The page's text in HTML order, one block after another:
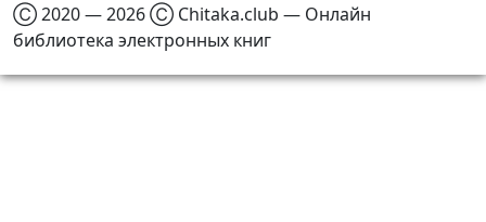
Ⓒ 2020 — 2026 Ⓒ Chitaka.club — Онлайн
библиотека электронных книг